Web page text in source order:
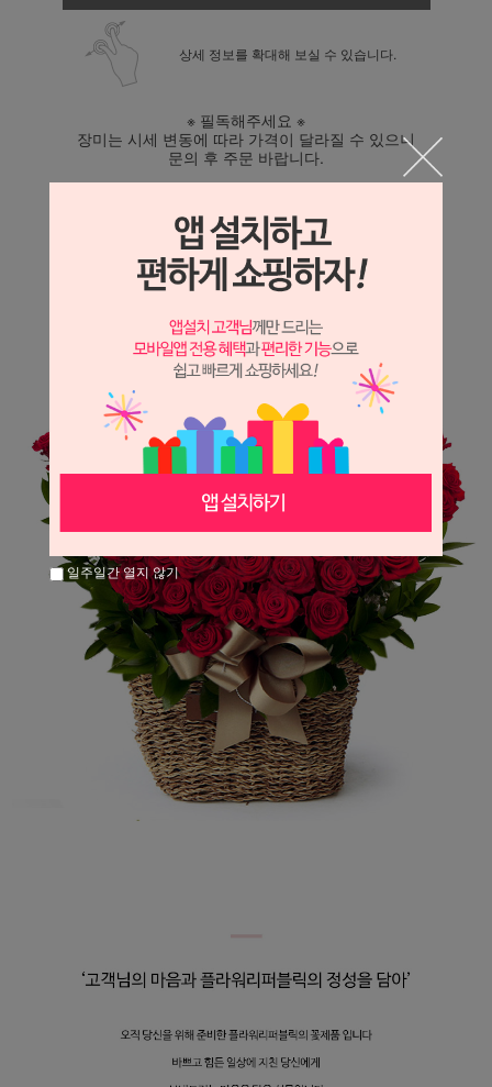
상세 정보를 확대해 보실 수 있습니다.
※ 필독해주세요 ※
장미는 시세 변동에 따라 가격이 달라질 수 있으니
문의 후 주문 바랍니다.
일주일간 열지 않기